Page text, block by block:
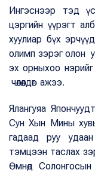
Ингэснээр тэд
цэргийн үүрэгт
хуулиар бүх
олимп зэрэг олон
эх орныхоо
чөлөөлдөг ажээ.
Ялангуяа
Сун Хын Мины
гадаад руу
тэмцээн таслах
Өмнөд